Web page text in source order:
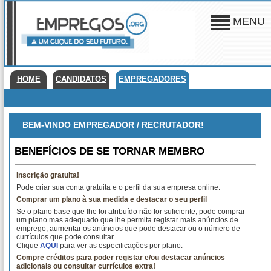
MENU
HOME CANDIDATOS EMPREGADORES
BEM-VINDO EMPREGADOR / RECRUTADOR!
BENEFÍCIOS DE SE TORNAR MEMBRO
Inscrição gratuita!
Pode criar sua conta gratuita e o perfil da sua empresa online.
Comprar um plano à sua medida e destacar o seu perfil
Se o plano base que lhe foi atribuído não for suficiente, pode comprar
um plano mas adequado que lhe permita registar mais anúncios de
emprego, aumentar os anúncios que pode destacar ou o número de
currículos que pode consultar.
Clique AQUI para ver as especificações por plano.
Compre créditos para poder registar e/ou destacar anúncios
adicionais ou consultar currículos extra!